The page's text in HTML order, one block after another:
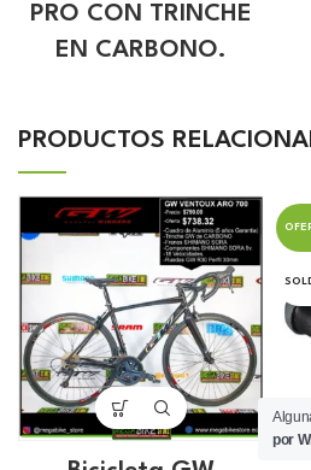
PRO CON TRINCHE
EN CARBONO.
PRODUCTOS
por